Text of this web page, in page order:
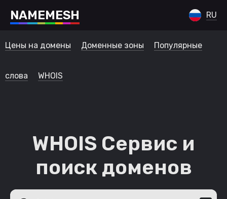
NAMEMESH RU
Цены на домены Доменные зоны Популярные
слова WHOIS
WHOIS Сервис и
поиск доменов